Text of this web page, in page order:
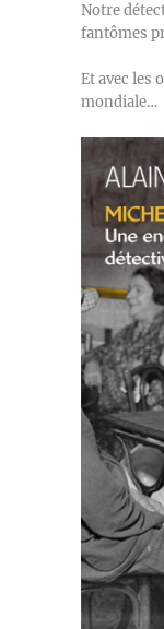
Notre
fantômes
Et avec les
mondiale…